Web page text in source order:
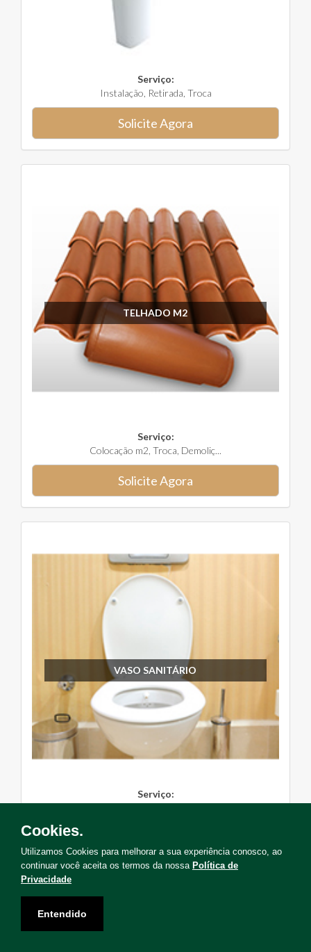
Serviço:
Instalação, Retirada, Troca
Solicite Agora
TELHADO M2
Serviço:
Colocação m2, Troca, Demoliç...
Solicite Agora
VASO SANITÁRIO
Serviço:
Cookies.
Utilizamos Cookies para melhorar a sua experiência conosco, ao
continuar você aceita os termos da nossa Política de
Privacidade
Entendido